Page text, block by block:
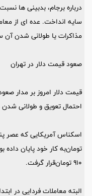
درباره برجام، بدبینی ها
سایه انداخت. عده ای از
مذاکرات یا طولانی شدن
صعود قیمت دلار در تهران
قیمت دلار امروز بر مدار
احتمال تعویق و طولانی
۹۱۰ تومان‌قرار گرفت.